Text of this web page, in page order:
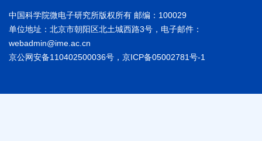
中国科学院微电子研究所版权所有 邮编：100029
单位地址：北京市朝阳区北土城西路3号，电子邮件：
webadmin@ime.ac.cn
京公网安备110402500036号，京ICP备05002781号-1